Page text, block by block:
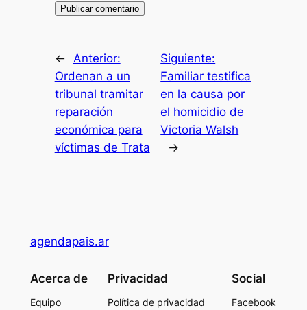
← Anterior:
Ordenan a un
tribunal tramitar
reparación
económica para
víctimas de Trata
Siguiente:
Familiar testifica
en la causa por
el homicidio de
Victoria Walsh
→
agendapais.ar
Acerca de
Equipo
Privacidad
Política de privacidad
Social
Facebook